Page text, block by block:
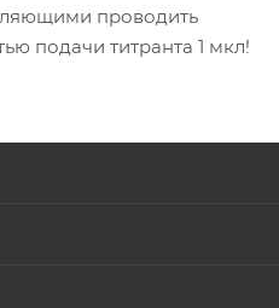
проводить
подачи титранта 1 мкл!